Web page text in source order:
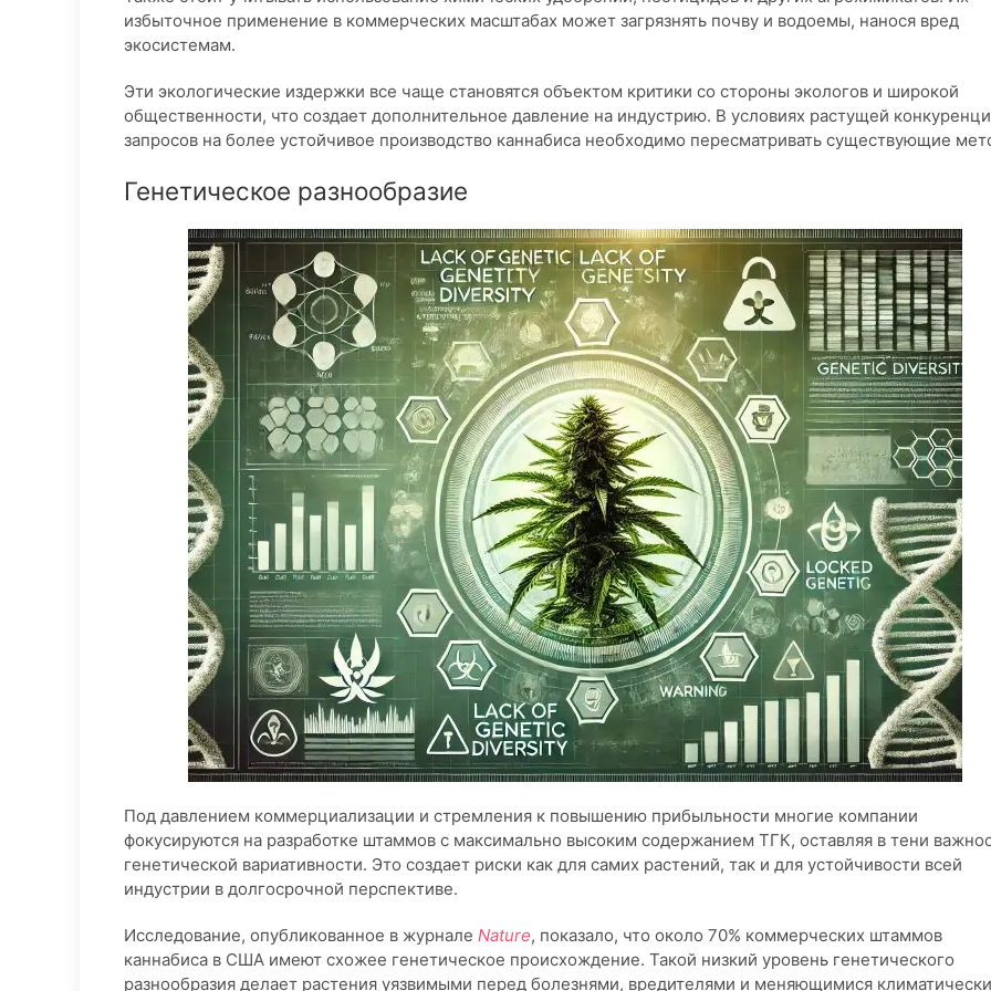
избыточное применение в коммерческих масштабах может загрязнять почву и водоемы, нанося вред
экосистемам.
Эти экологические издержки все чаще становятся объектом критики со стороны экологов и широкой
общественности, что создает дополнительное давление на индустрию. В условиях растущей
запросов на более устойчивое производство каннабиса необходимо пересматривать существующие
Генетическое разнообразие
Под давлением коммерциализации и стремления к повышению прибыльности многие компании
фокусируются на разработке штаммов с максимально высоким содержанием ТГК, оставляя в тени
генетической вариативности. Это создает риски как для самих растений, так и для устойчивости всей
индустрии в долгосрочной перспективе.
Исследование, опубликованное в журнале Nature, показало, что около 70% коммерческих штаммов
каннабиса в США имеют схожее генетическое происхождение. Такой низкий уровень генетического
разнообразия делает растения уязвимыми перед болезнями, вредителями и меняющимися